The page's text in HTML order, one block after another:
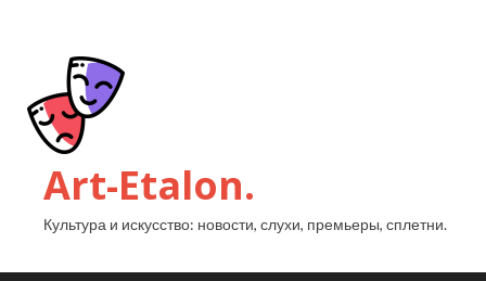
Art-Etalon.
Культура и искусство: новости, слухи, премьеры, сплетни.